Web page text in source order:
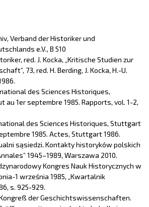
Verband der Historiker und
e.V., B 510
red. J. Kocka, „Kritische Studien zur
73, red. H. Berding, J. Kocka, H.-U.
des Sciences Historiques,
au 1er septembre 1985. Rapports, vol. 1-2,
des Sciences Historiques, Stuttgart
1985. Actes, Stuttgart 1986.
sąsiedzi. Kontakty historyków polskich
1945–1989, Warszawa 2010.
Kongres Nauk Historycznych w
1 września 1985, „Kwartalnik
s. 925-929.
der Geschichtswissenschaften.